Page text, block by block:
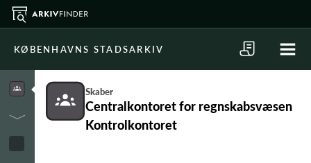
KØBENHAVNS STADSARKIV
Skaber
Centralkontoret for regnskabsvæsen
Kontrolkontoret